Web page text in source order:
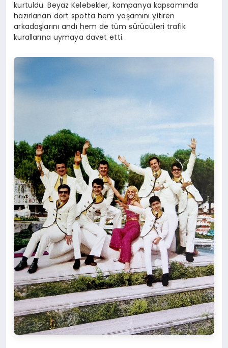
kurtuldu. Beyaz Kelebekler, kampanya kapsamında
hazırlanan dört spotta hem yaşamını yitiren
arkadaşlarını andı hem de tüm sürücüleri trafik
kurallarına uymaya davet etti.